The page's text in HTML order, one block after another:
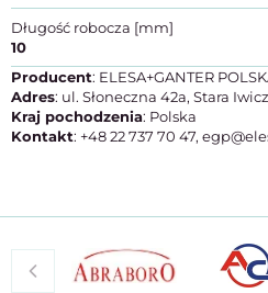
Długość robocza [mm]
10
Producent: ELESA+GANTER
Adres: ul. Słoneczna 42a, Stara
Kraj pochodzenia: Polska
Kontakt: +48 22 737 70 47,